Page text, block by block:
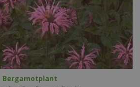
Bergamotplant